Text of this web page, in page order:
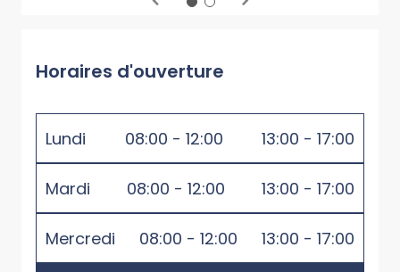
Horaires d'ouverture
Lundi 08:00 - 12:00 13:00 - 17:00
Mardi 08:00 - 12:00 13:00 - 17:00
Mercredi 08:00 - 12:00 13:00 - 17:00